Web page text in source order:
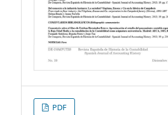
PDF